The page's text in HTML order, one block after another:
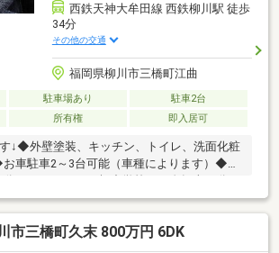
西鉄天神大牟田線 西鉄柳川駅 徒歩
34分
その他の交通
福岡県柳川市三橋町江曲
駐車場あり
駐車2台
所有権 即入居可
↓◆外壁塗装、キッチン、トイレ、洗面化粧
車駐車2～3台可能（車種によります）◆藤
まるまつまで車で2分で買い物便利◆リビ
市三橋町久末 800万円 6DK